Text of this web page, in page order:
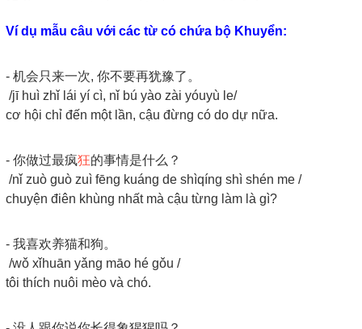
Ví dụ mẫu câu với các từ có chứa bộ Khuyển:
- 机会只来一次, 你不要再犹豫了。
/jī huì zhǐ lái yí cì, nǐ bú yào zài yóuyù le/
cơ hội chỉ đến một lần, cậu đừng có do dự nữa.
- 你做过最疯狂的事情是什么？
/nǐ zuò guò zuì fēng kuáng de shìqíng shì shén me /
chuyện điên khùng nhất mà cậu từng làm là gì?
- 我喜欢养猫和狗。
/wǒ xǐhuān yǎng māo hé gǒu /
tôi thích nuôi mèo và chó.